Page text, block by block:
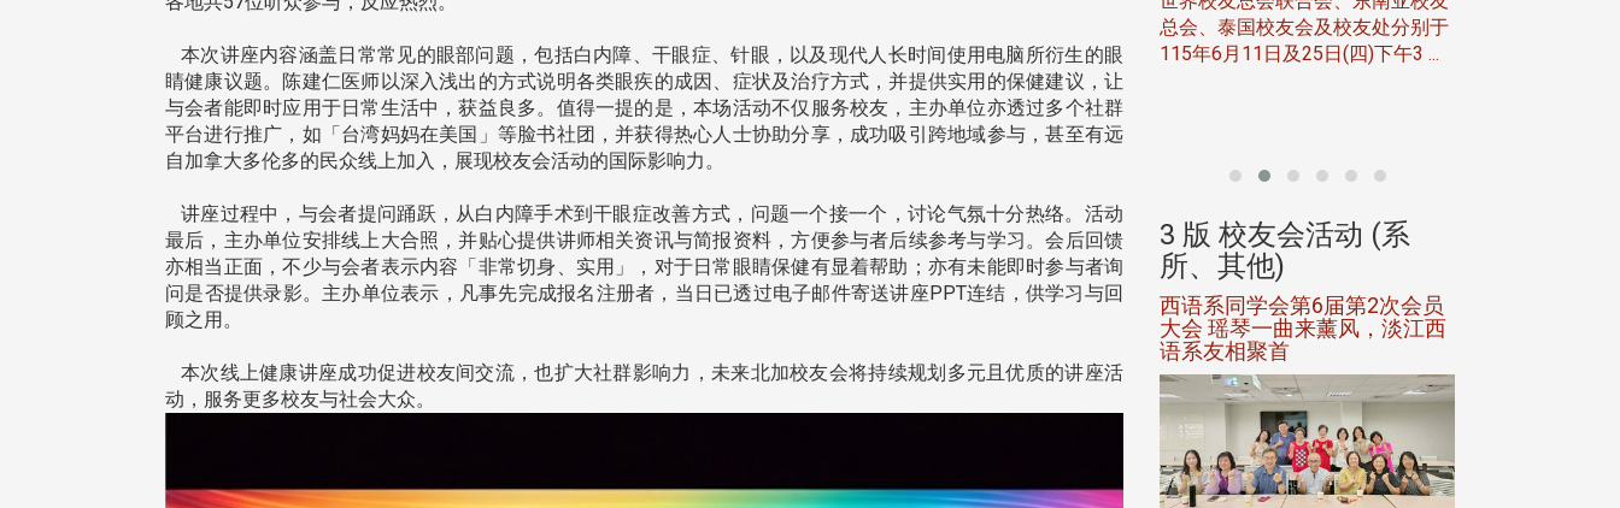
本次讲座内容涵盖日常常见的眼部问题，包括白内障、干眼症、针眼，以及现代人长时间使用电脑所衍生的眼
睛健康议题。陈建仁医师以深入浅出的方式说明各类眼疾的成因、症状及治疗方式，并提供实用的保健建议，让
与会者能即时应用于日常生活中，获益良多。值得一提的是，本场活动不仅服务校友，主办单位亦透过多个社群
平台进行推广，如「台湾妈妈在美国」等脸书社团，并获得热心人士协助分享，成功吸引跨地域参与，甚至有远
自加拿大多伦多的民众线上加入，展现校友会活动的国际影响力。
讲座过程中，与会者提问踊跃，从白内障手术到干眼症改善方式，问题一个接一个，讨论气氛十分热络。活动
最后，主办单位安排线上大合照，并贴心提供讲师相关资讯与简报资料，方便参与者后续参考与学习。会后回馈
亦相当正面，不少与会者表示内容「非常切身、实用」，对于日常眼睛保健有显着帮助；亦有未能即时参与者询
问是否提供录影。主办单位表示，凡事先完成报名注册者，当日已透过电子邮件寄送讲座PPT连结，供学习与回
顾之用。
本次线上健康讲座成功促进校友间交流，也扩大社群影响力，未来北加校友会将持续规划多元且优质的讲座活
动，服务更多校友与社会大众。
校友会于115年6月10日(三)
日(二)，27名校友夥伴一同前
国宁夏省参访，活 ...
台北市校友会于6月6日(六)举办
「新店瑠公圳知性健行活动」，在
领队温明正学长与副领队吕惠玲学
姐的精 ...
台中市校友会于115年6月24日
(三)举办拜会台中市政府活动。参
访团由母校战略所所长李大中、 ...
在美国洛杉矶华侨文教服务中心
（洛侨文化中心）会议室召开115
...
总会、泰国校友会及校友处分别于
115年6月11日及25日(四)下午3 ...
校友会活动 (系
系友会第3届第4次理监事
3 版 校友会活动 (系
所、其他)
风保系友会兰阳探梅漫游 齐聚
3 版 校友会活动 (系
所、其他)
【校友来访】香港校友会前会
3 版 校友会活动 (系
所、其他)
邱孝贤接任跨业合作协进会第2
3 版 校友会活动 (系
所、其他)
西语系同学会第6届第2次会员
大会 瑶琴一曲来薰风，淡江西
语系友相聚首